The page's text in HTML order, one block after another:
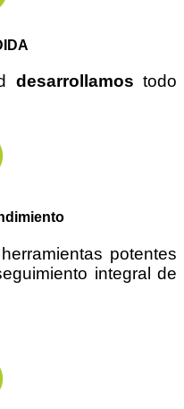
desarrollamos todo
potentes
integral de